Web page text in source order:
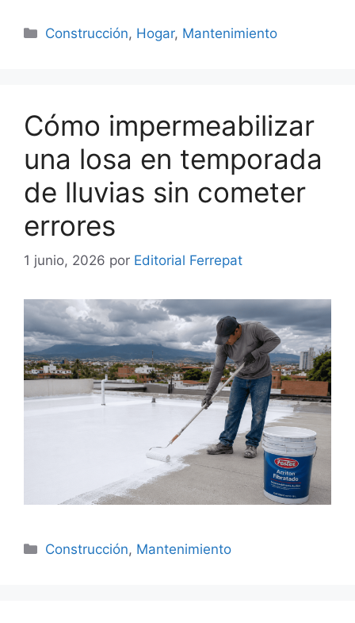
Categorías
Construcción, Hogar, Mantenimiento
Cómo impermeabilizar
una losa en temporada
de lluvias sin cometer
errores
1 junio, 2026 por Editorial Ferrepat
Categorías
Construcción, Mantenimiento